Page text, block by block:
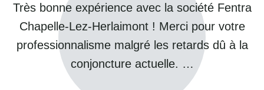
Très bonne expérience avec la société Fentra
Chapelle-Lez-Herlaimont ! Merci pour votre
professionnalisme malgré les retards dû à la
conjoncture actuelle. …